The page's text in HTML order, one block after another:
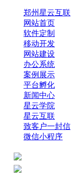
郑州星云互联
网站首页
软件定制
移动开发
网站建设
办公系统
案例展示
平台孵化
新闻中心
星云学院
星云互联
致客户一封信
微信小程序